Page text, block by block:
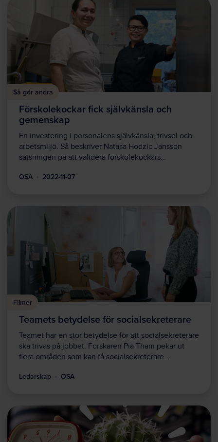
Så gör andra
Förskolekockar fick självkänsla och
gemenskap
En investering i personalens självkänsla, trivsel och
arbetsmiljö. Så beskriver Natasa Hodzic Jansson
satsningen på att validera förskolekockars…
OSA 2022-11-07
Filmer
Teamets betydelse för socialsekreterare
Teamet har en stor betydelse för att socialsekreterare
ska trivas på jobbet. Forskaren Pia Tham pekar ut
flera områden som kan få socialsekreterare…
Ledarskap OSA